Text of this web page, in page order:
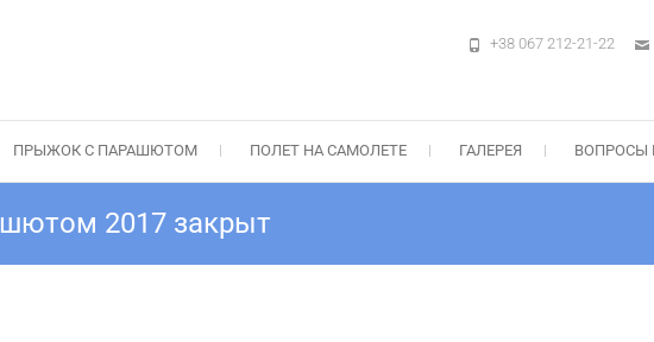
в Киеве на Аэродроме Чайка —
+38 067 212-21-22
ПРЫЖОК С ПАРАШЮТОМ ПОЛЕТ НА САМОЛЕТЕ ГАЛЕРЕЯ ВОПРОСЫ
2017 закрыт